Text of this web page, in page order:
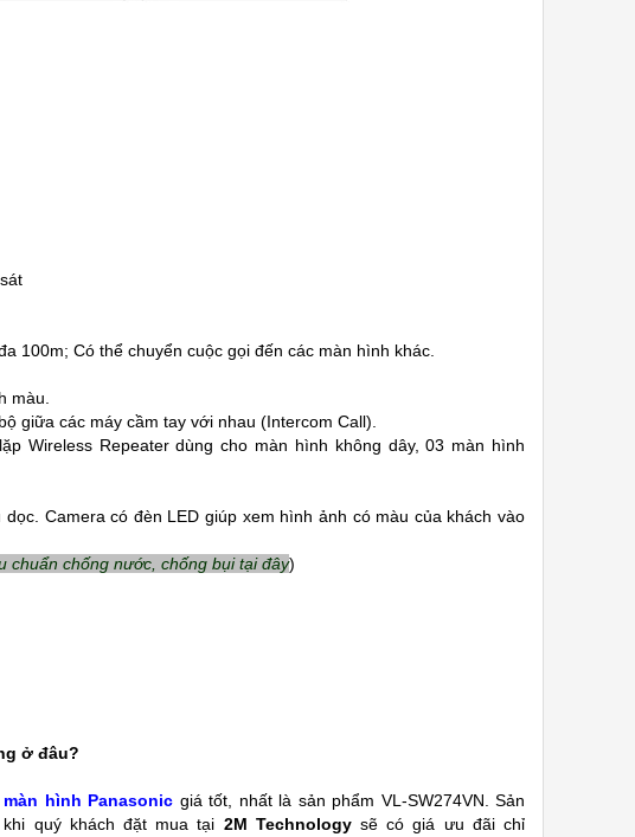
100m; Có thể chuyển cuộc gọi đến các màn hình khác.
màu.
giữa các máy cầm tay với nhau (Intercom Call).
Wireless Repeater dùng cho màn hình không dây, 03 màn hình
Camera có đèn LED giúp xem hình ảnh có màu của khách vào
chuẩn chống nước, chống bụi tại đây)
ở đâu?
hình Panasonic giá tốt, nhất là sản phẩm VL-SW274VN. Sản
quý khách đặt mua tại 2M Technologysẽ có giá ưu đãi chỉ